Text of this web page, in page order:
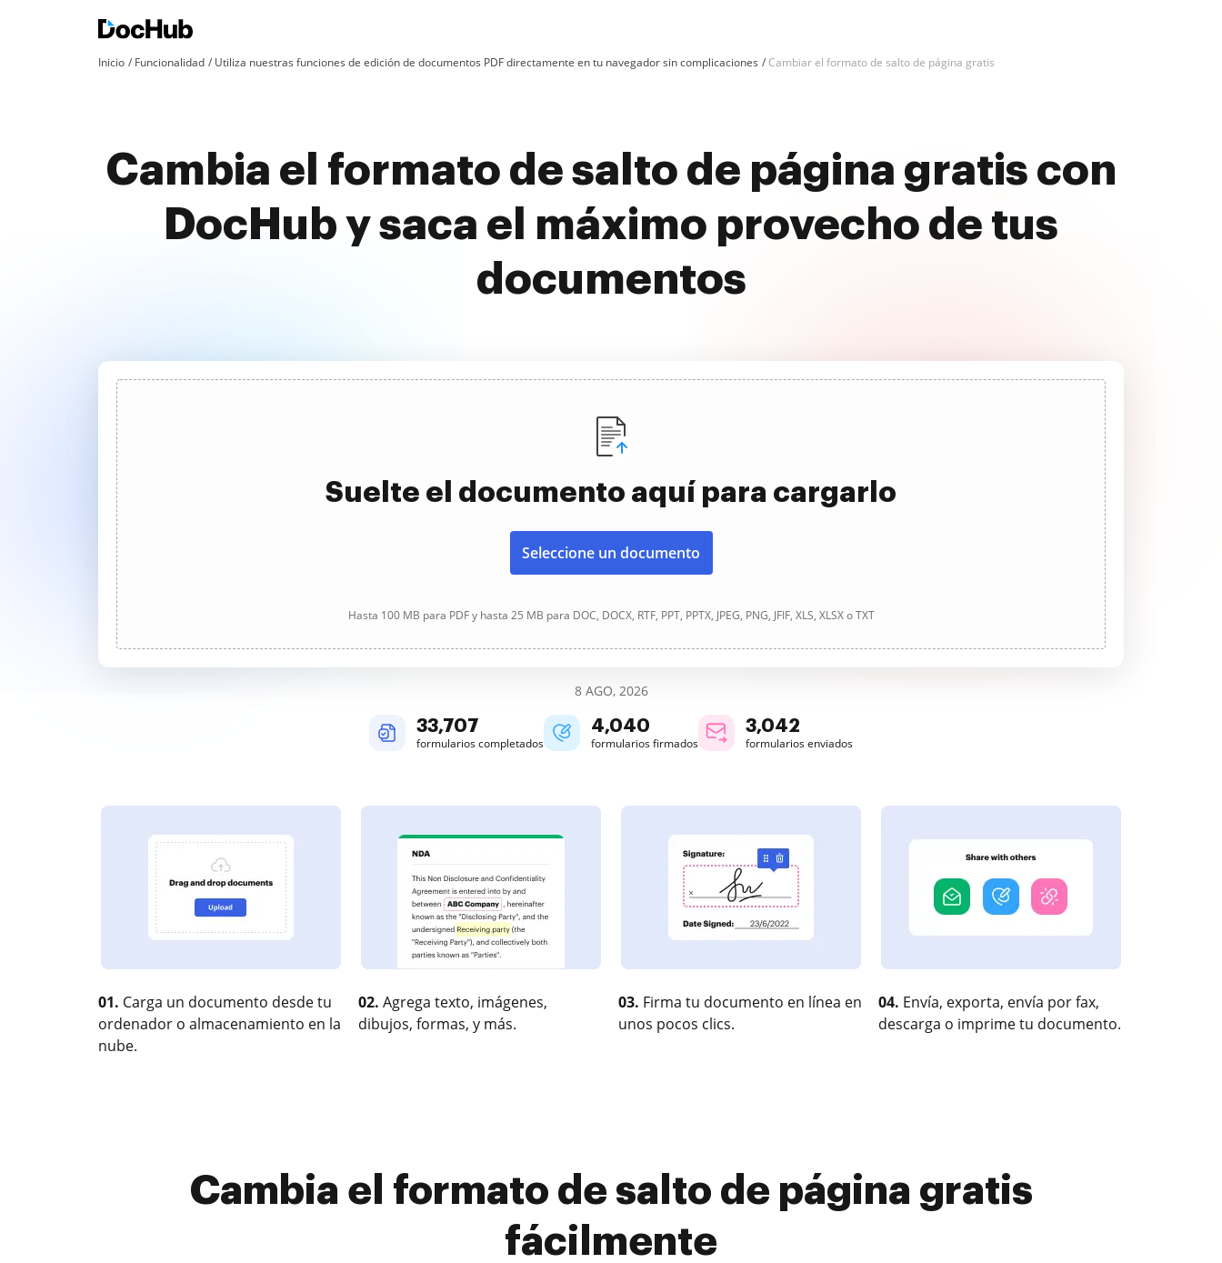
Inicio Funcionalidad Utiliza nuestras funciones de edición de documentos PDF directamente en tu navegador sin complicaciones Cambiar el formato de salto de página gratis
Cambia el formato de salto de página gratis con
DocHub y saca el máximo provecho de tus
documentos
Suelte el documento aquí para cargarlo
Seleccione un documento
Hasta 100 MB para PDF y hasta 25 MB para DOC, DOCX, RTF, PPT, PPTX, JPEG, PNG, JFIF, XLS, XLSX o TXT
8 AGO, 2026
33,707
formularios completados
4,040
formularios firmados
3,042
formularios enviados
01. Carga un documento desde tu
ordenador o almacenamiento en la
nube.
02. Agrega texto, imágenes,
dibujos, formas, y más.
03. Firma tu documento en línea en
unos pocos clics.
04. Envía, exporta, envía por fax,
descarga o imprime tu documento.
Cambia el formato de salto de página gratis
fácilmente